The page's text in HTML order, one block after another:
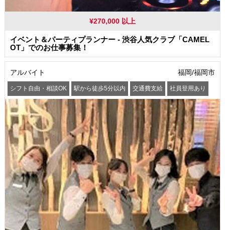
¥270,000 以上
イベント＆パーティプランナー - 渋谷人気クラブ「CAMEL
OT」でのお仕事募集！
アルバイト 福岡/福岡市
シフト自由・相談OK 駅から徒歩5分以内 交通費支給 社員登用あり